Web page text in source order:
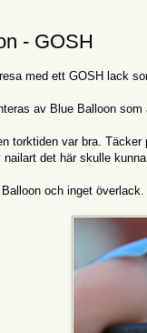
- GOSH
med ett GOSH lack
av Blue Balloon
torktiden var bra.
det här skulle kunna
och inget